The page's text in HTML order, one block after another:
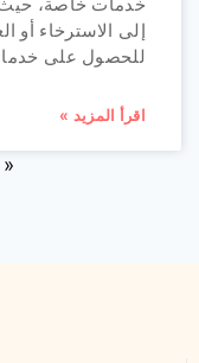
إلى الاسترخاء أو
للحصول على
اقرأ المزيد »